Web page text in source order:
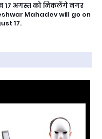
17 अगस्त को निकलेंगे नगर
Mahadev will go on
17.